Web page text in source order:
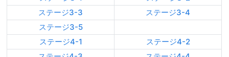
ステージ3-3
ステージ3-4
ステージ3-5
ステージ4-1
ステージ4-2